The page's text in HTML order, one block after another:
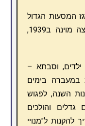
המסעות הגדול
("ארגז הנדוניה") אתו עלתה ארצה מוינה ב1939,
ילדים, וסבתא –
במעברה בימים
השנה, לפגוש
והולכים
להקנות ל"מנויי